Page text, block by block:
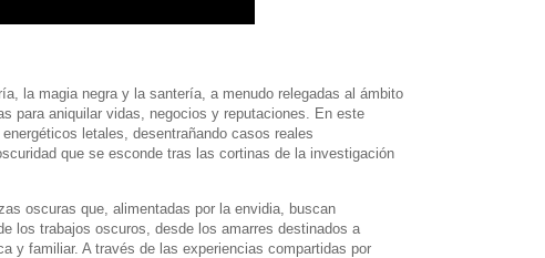
la magia negra y la santería, a menudo relegadas al ámbito
para aniquilar vidas, negocios y reputaciones. En este
letales, desentrañando casos reales
que se esconde tras las cortinas de la investigación
oscuras que, alimentadas por la envidia, buscan
los trabajos oscuros, desde los amarres destinados a
y familiar. A través de las experiencias compartidas por